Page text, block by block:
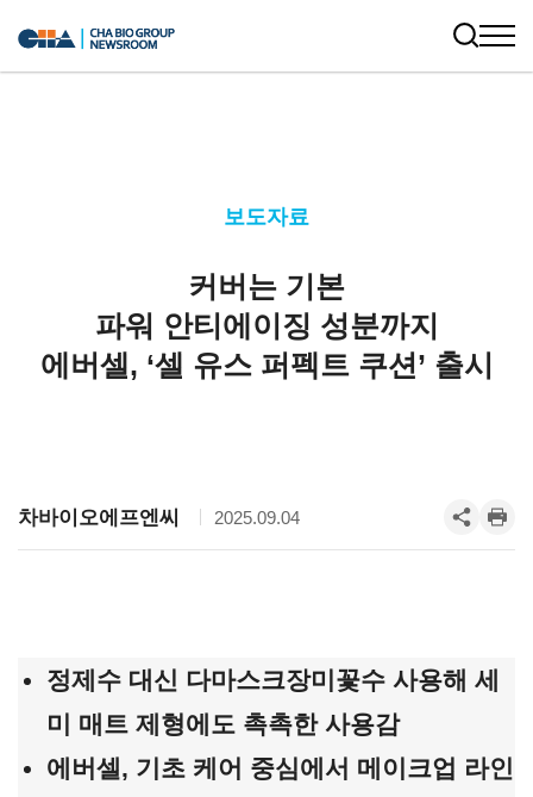
보도자료
커버는 기본
파워 안티에이징 성분까지
에버셀, ‘셀 유스 퍼펙트 쿠션’ 출시
차바이오에프엔씨 2025.09.04
정제수 대신 다마스크장미꽃수 사용해 세
미 매트 제형에도 촉촉한 사용감
에버셀, 기초 케어 중심에서 메이크업 라인